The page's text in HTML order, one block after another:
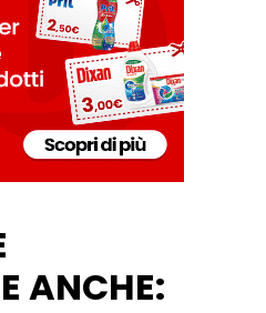
ANCHE:
Cliccando su "Accetta tutto",
trattamento dei tuoi dati
indicate. Se fai clic su "Rifiuta",
necessari per fornirti